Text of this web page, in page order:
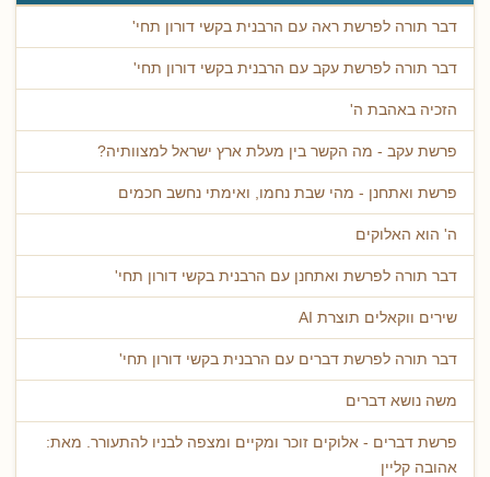
דבר תורה לפרשת ראה עם הרבנית בקשי דורון תחי'
דבר תורה לפרשת עקב עם הרבנית בקשי דורון תחי'
הזכיה באהבת ה'
פרשת עקב - מה הקשר בין מעלת ארץ ישראל למצוותיה?
פרשת ואתחנן - מהי שבת נחמו, ואימתי נחשב חכמים
ה' הוא האלוקים
דבר תורה לפרשת ואתחנן עם הרבנית בקשי דורון תחי'
שירים ווקאלים תוצרת AI
דבר תורה לפרשת דברים עם הרבנית בקשי דורון תחי'
משה נושא דברים
פרשת דברים - אלוקים זוכר ומקיים ומצפה לבניו להתעורר. מאת:
אהובה קליין